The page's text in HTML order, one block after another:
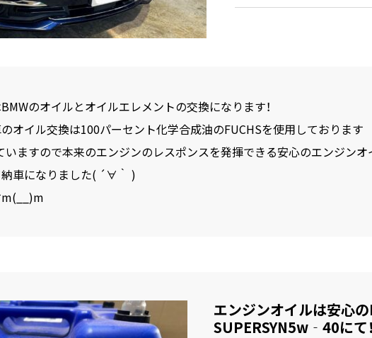
のオイルとオイルエレメントの交換になります！
オイル交換は100パーセント化学合成油のFUCHSを使用しております
ますので本来のエンジンのレスポンスを発揮できる安心のエンジンオ
車になりました( ´∀｀ )
エンジンオイルは安心
SUPERSYN5w‐40にて